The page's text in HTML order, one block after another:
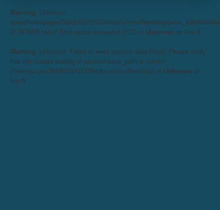
Warning: Unknown:
open(/homepages/36/d511141533/htdocs/cms/files/tmp/
O_RDWR) failed: Disk quota exceeded (122) in Unknown on line 0
Warning: Unknown: Failed to write session data (files). Please verify
that the current setting of session.save_path is correct
(/homepages/36/d511141533/htdocs/cms/files/tmp) in Unknown on
line 0